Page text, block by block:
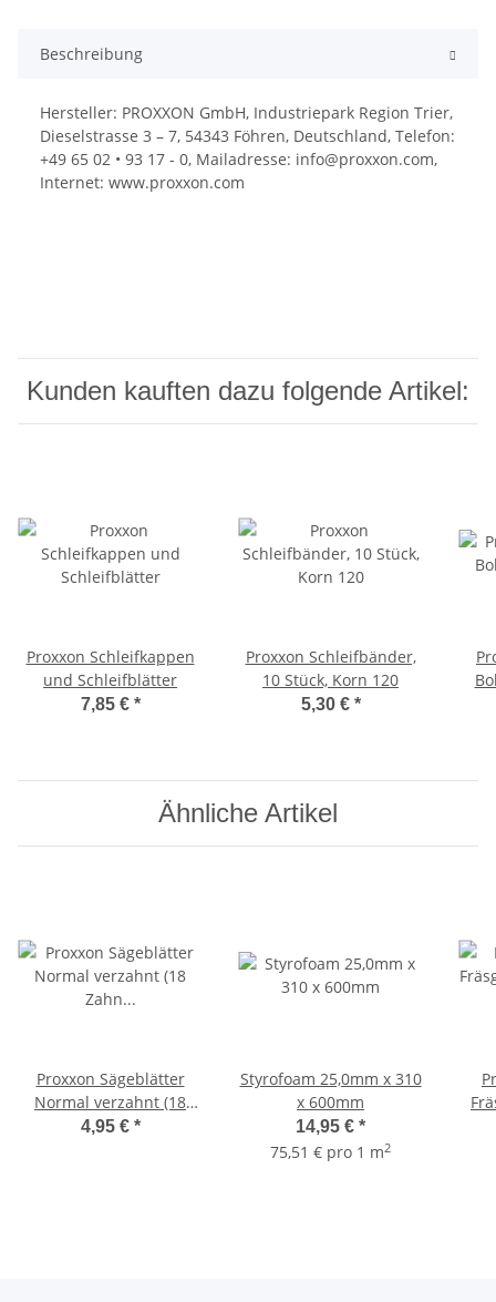
Beschreibung
Hersteller: PROXXON GmbH, Industriepark Region Trier,
Dieselstrasse 3 – 7, 54343 Föhren, Deutschland, Telefon:
+49 65 02 • 93 17 - 0, Mailadresse: info@proxxon.com,
Internet: www.proxxon.com
Kunden kauften dazu folgende Artikel:
Proxxon Schleifkappen
und Schleifblätter
7,85 € *
Proxxon Schleifbänder,
10 Stück, Korn 120
5,30 € *
Ähnliche Artikel
Proxxon Sägeblätter
Normal verzahnt (18
Zahn auf 25 mm), 12
4,95 € *
Styrofoam 25,0mm x 310
x 600mm
14,95 € *
75,51 € pro 1 m2